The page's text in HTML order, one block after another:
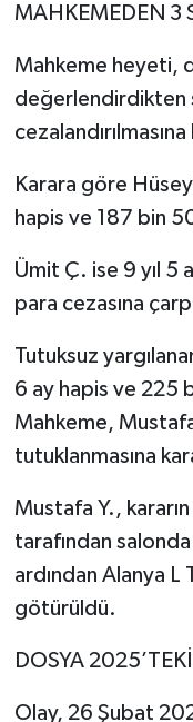
MAHKEMEDEN 3
Mahkeme heyeti,
değerlendirdikten
Karara göre
hapis ve 187 bin
Ümit Ç. ise 9 yıl 5
para cezasına
Tutuksuz
6 ay hapis ve 225
Mahkeme,
tutuklanmasına
Mustafa Y.,
tarafından
ardından Alanya L
götürüldü.
DOSYA
Olay, 26 Şubat